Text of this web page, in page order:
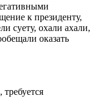
к президенту,
суету, охали ахали,
оказать